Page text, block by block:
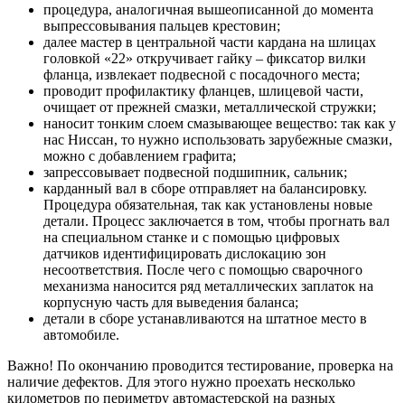
процедура, аналогичная вышеописанной до момента
выпрессовывания пальцев крестовин;
далее мастер в центральной части кардана на шлицах
головкой «22» откручивает гайку – фиксатор вилки
фланца, извлекает подвесной с посадочного места;
проводит профилактику фланцев, шлицевой части,
очищает от прежней смазки, металлической стружки;
наносит тонким слоем смазывающее вещество: так как у
нас Ниссан, то нужно использовать зарубежные смазки,
можно с добавлением графита;
запрессовывает подвесной подшипник, сальник;
карданный вал в сборе отправляет на балансировку.
Процедура обязательная, так как установлены новые
детали. Процесс заключается в том, чтобы прогнать вал
на специальном станке и с помощью цифровых
датчиков идентифицировать дислокацию зон
несоответствия. После чего с помощью сварочного
механизма наносится ряд металлических заплаток на
корпусную часть для выведения баланса;
детали в сборе устанавливаются на штатное место в
автомобиле.
Важно! По окончанию проводится тестирование, проверка на
наличие дефектов. Для этого нужно проехать несколько
километров по периметру автомастерской на разных